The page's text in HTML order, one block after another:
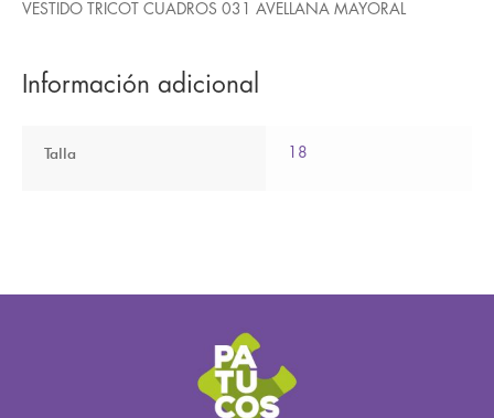
VESTIDO TRICOT CUADROS 031 AVELLANA MAYORAL
Información adicional
Talla 18